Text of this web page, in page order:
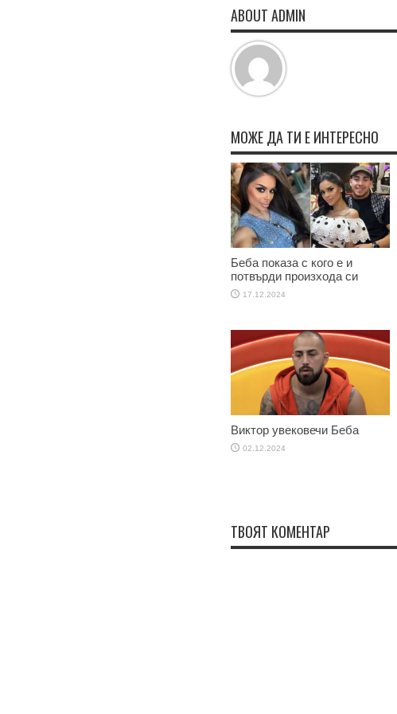
ABOUT ADMIN
МОЖЕ ДА ТИ Е ИНТЕРЕСНО
Беба показа с кого е и
потвърди произхода си
17.12.2024
Виктор увековечи Беба
02.12.2024
ТВОЯТ КОМЕНТАР